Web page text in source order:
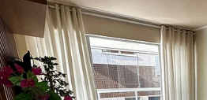
Política
Termo e